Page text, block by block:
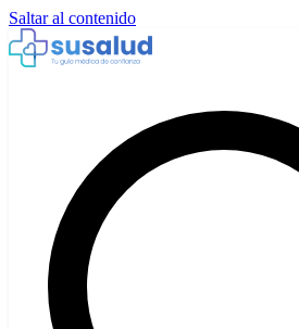
Saltar al contenido